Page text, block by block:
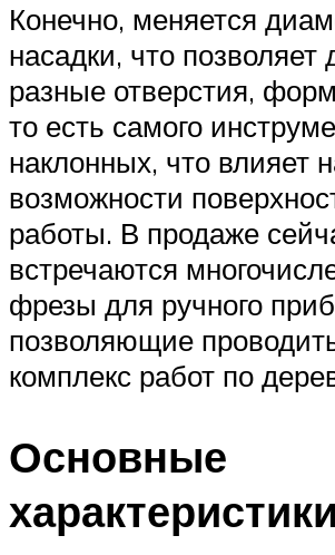
Конечно, меняется
насадки, что позволяет
разные отверстия,
то есть самого
наклонных, что влияет
возможности
работы. В продаже
встречаются
фрезы для ручного
позволяющие
комплекс работ по
Основные
характеристики